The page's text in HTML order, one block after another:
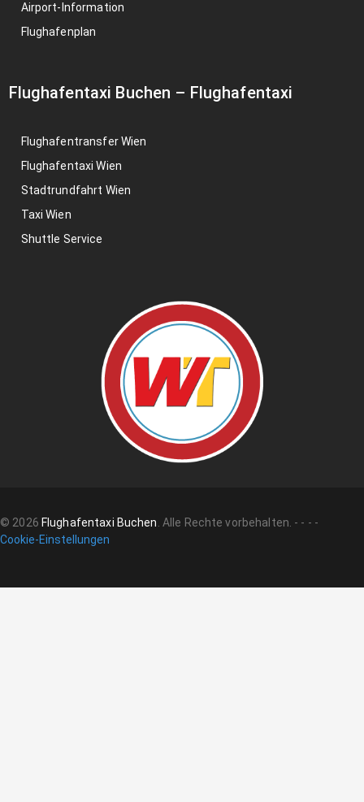
Airport-Information
Flughafenplan
Flughafentaxi Buchen – Flughafentaxi
Flughafentransfer Wien
Flughafentaxi Wien
Stadtrundfahrt Wien
Taxi Wien
Shuttle Service
© 2026 Flughafentaxi Buchen. Alle Rechte vorbehalten. - - - -
Cookie-Einstellungen